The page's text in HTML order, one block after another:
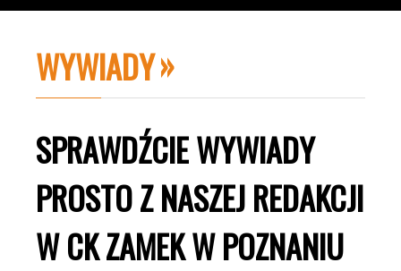
WYWIADY
SPRAWDŹCIE WYWIADY
PROSTO Z NASZEJ REDAKCJI
W CK ZAMEK W POZNANIU